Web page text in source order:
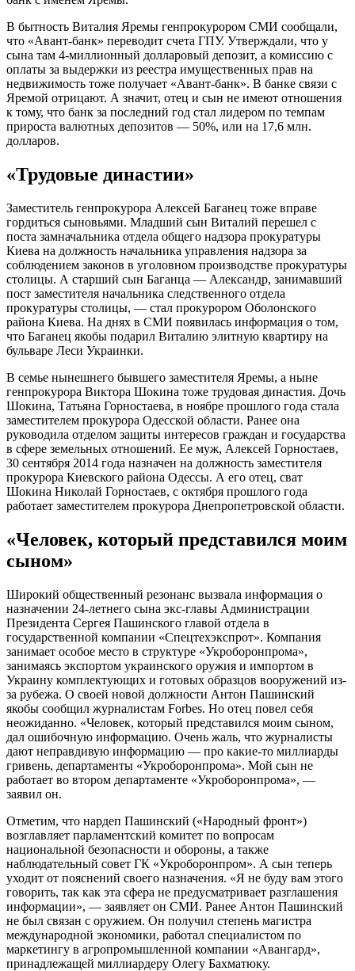
В бытность Виталия Яремы генпрокурором СМИ сообщали,
что «Авант-банк» переводит счета ГПУ. Утверждали, что у
сына там 4-миллионный долларовый депозит, а комиссию с
оплаты за выдержки из реестра имущественных прав на
недвижимость тоже получает «Авант-банк». В банке связи с
Яремой отрицают. А значит, отец и сын не имеют отношения
к тому, что банк за последний год стал лидером по темпам
прироста валютных депозитов — 50%, или на 17,6 млн.
долларов.
«Трудовые династии»
Заместитель генпрокурора Алексей Баганец тоже вправе
гордиться сыновьями. Младший сын Виталий перешел с
поста замначальника отдела общего надзора прокуратуры
Киева на должность начальника управления надзора за
соблюдением законов в уголовном производстве прокуратуры
столицы. А старший сын Баганца — Александр, занимавший
пост заместителя начальника следственного отдела
прокуратуры столицы, — стал прокурором Оболонского
района Киева. На днях в СМИ появилась информация о том,
что Баганец якобы подарил Виталию элитную квартиру на
бульваре Леси Украинки.
В семье нынешнего бывшего заместителя Яремы, а ныне
генпрокурора Виктора Шокина тоже трудовая династия. Дочь
Шокина, Татьяна Горностаева, в ноябре прошлого года стала
заместителем прокурора Одесской области. Ранее она
руководила отделом защиты интересов граждан и государства
в сфере земельных отношений. Ее муж, Алексей Горностаев,
30 сентября 2014 года назначен на должность заместителя
прокурора Киевского района Одессы. А его отец, сват
Шокина Николай Горностаев, с октября прошлого года
работает заместителем прокурора Днепропетровской области.
«Человек, который представился моим
сыном»
Широкий общественный резонанс вызвала информация о
назначении 24-летнего сына экс-главы Администрации
Президента Сергея Пашинского главой отдела в
государственной компании «Спецтехэкспрот». Компания
занимает особое место в структуре «Укроборонпрома»,
занимаясь экспортом украинского оружия и импортом в
Украину комплектующих и готовых образцов вооружений из-
за рубежа. О своей новой должности Антон Пашинский
якобы сообщил журналистам Forbes. Но отец повел себя
неожиданно. «Человек, который представился моим сыном,
дал ошибочную информацию. Очень жаль, что журналисты
дают неправдивую информацию — про какие-то миллиарды
гривень, департаменты «Укроборонпрома». Мой сын не
работает во втором департаменте «Укроборонпрома», —
заявил он.
Отметим, что нардеп Пашинский («Народный фронт»)
возглавляет парламентский комитет по вопросам
национальной безопасности и обороны, а также
наблюдательный совет ГК «Укроборонпром». А сын теперь
уходит от пояснений своего назначения. «Я не буду вам этого
говорить, так как эта сфера не предусматривает разглашения
информации», — заявляет он СМИ. Ранее Антон Пашинский
не был связан с оружием. Он получил степень магистра
международной экономики, работал специалистом по
маркетингу в агропромышленной компании «Авангард»,
принадлежащей миллиардеру Олегу Бахматюку.